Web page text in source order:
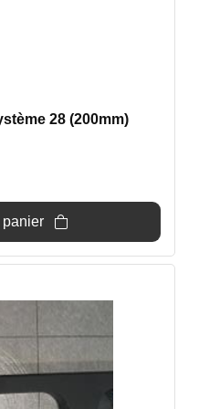
28 (200mm)